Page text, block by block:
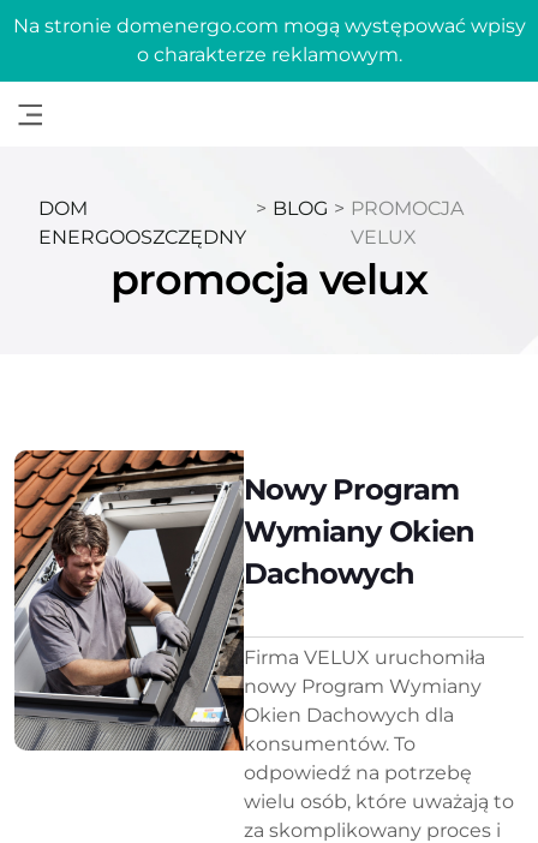
Na stronie domenergo.com mogą występować wpisy
o charakterze reklamowym.
DOM
ENERGOOSZCZĘDNY
> BLOG > PROMOCJA
VELUX
promocja velux
Nowy Program
Wymiany Okien
Dachowych
Firma VELUX uruchomiła
nowy Program Wymiany
Okien Dachowych dla
konsumentów. To
odpowiedź na potrzebę
wielu osób, które uważają to
za skomplikowany proces i